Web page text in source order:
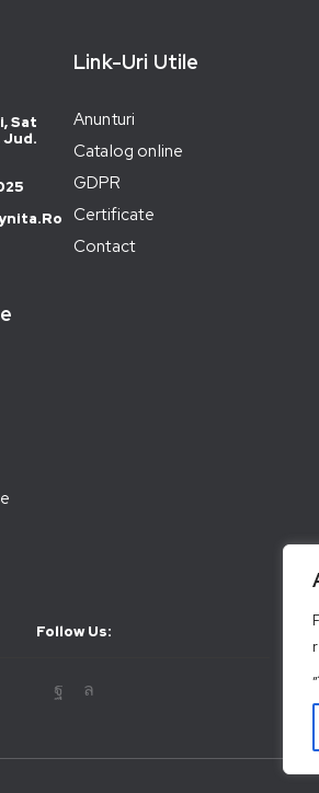
Sat
Jud.
Link-Uri Utile
Anunturi
Catalog online
GDPR
Certificate
Contact
Follow Us: